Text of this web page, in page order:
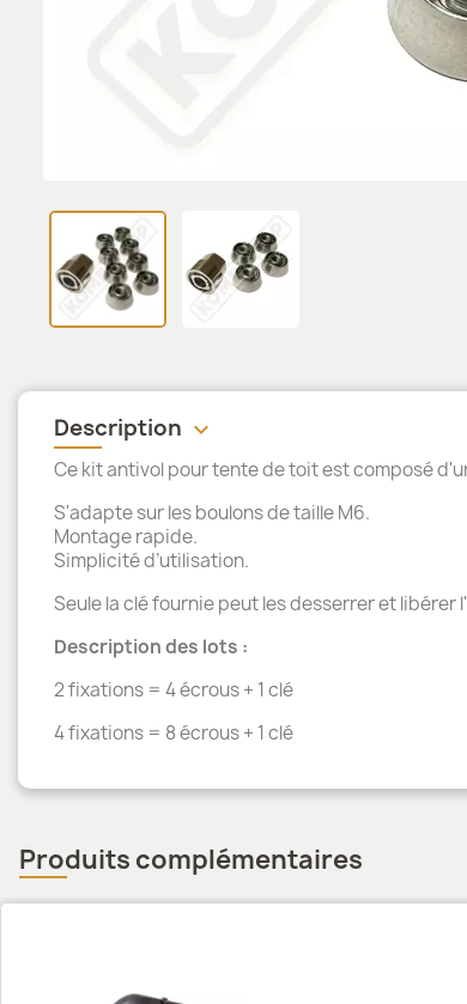
Description keyboard_arrow_down
Ce kit antivol pour tente de toit est composé
S'adapte sur les boulons de taille M6.
Montage rapide.
Simplicité d’utilisation.
Seule la clé fournie peut les desserrer et libérer
Description des lots :
2 fixations = 4 écrous + 1 clé
4 fixations = 8 écrous + 1 clé
Produits complémentaires